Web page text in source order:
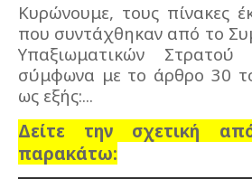
Κυρώνουμε, τους πίνακες
που συντάχθηκαν από το
Υπαξιωματικών
σύμφωνα με το άρθρο 30
ως εξής:...
Δείτε την σχετική
παρακάτω: